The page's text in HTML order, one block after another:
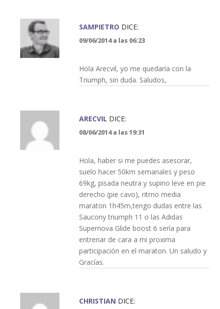
SAMPIETRO DICE:
09/06/2014 a las 06:23
Hola Arecvil, yo me quedaría con la
Triumph, sin duda. Saludos,
ARECVIL DICE:
08/06/2014 a las 19:31
Hola, haber si me puedes asesorar,
suelo hacer 50km semanales y peso
69kg, pisada neutra y supino leve en pie
derecho (pie cavo), ritmo media
maraton 1h45m,tengo dudas entre las
Saucony triumph 11 o las Adidas
Supernova Glide boost 6 sería para
entrenar de cara a mi proxima
participación en el maraton. Un saludo y
Gracías.
CHRISTIAN DICE: